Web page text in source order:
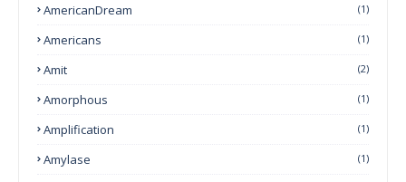
AmericanDream (1)
Americans (1)
Amit (2)
Amorphous (1)
Amplification (1)
Amylase (1)